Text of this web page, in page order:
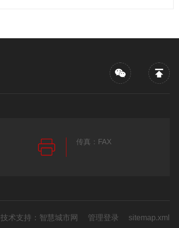
传真：FAX
技术支持： 智慧城市网 管理登录 sitemap.xml